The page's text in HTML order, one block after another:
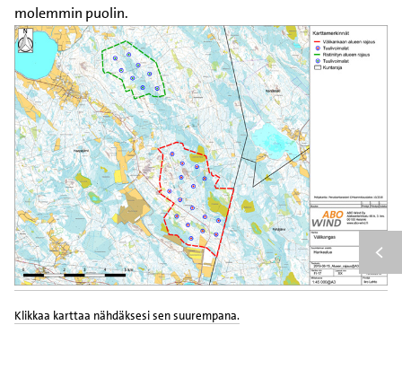
molemmin puolin.
Klikkaa karttaa nähdäksesi sen suurempana.